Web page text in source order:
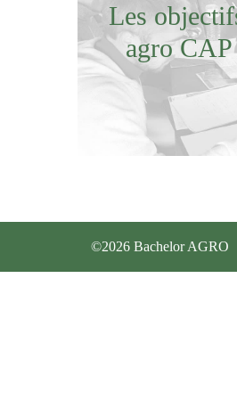
Les
agro
©2026 Bachelor AGRO